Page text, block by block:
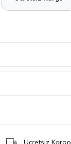
Ücretsiz Kargo